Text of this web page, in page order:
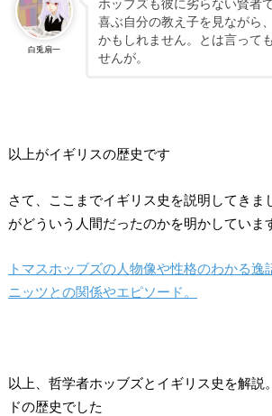
白兎扇一
喜ぶ自分の教え子を見ながら
かもしれません。とは言って
せんが。
以上がイギリスの歴史です
さて、ここまでイギリス史を説明してきま
がどういう人間だったのかを明かしていま
トマスホッブズの人物像や性格のわかる逸
ニッツとの関係やエピソード。
以上、哲学者ホッブズとイギリス史を解説
ドの歴史でした